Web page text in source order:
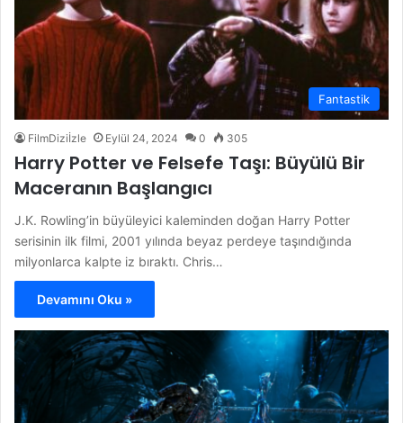
Fantastik
FilmDiziİzle Eylül 24, 2024 0 305
Harry Potter ve Felsefe Taşı: Büyülü Bir
Maceranın Başlangıcı
J.K. Rowling’in büyüleyici kaleminden doğan Harry Potter
serisinin ilk filmi, 2001 yılında beyaz perdeye taşındığında
milyonlarca kalpte iz bıraktı. Chris…
Devamını Oku »